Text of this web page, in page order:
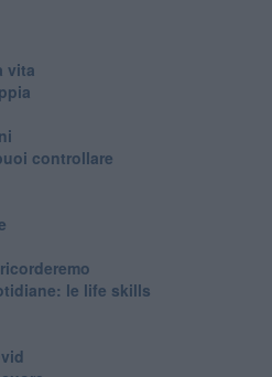
vita
controllare
le life skills